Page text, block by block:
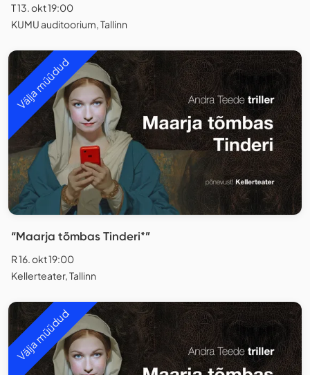
T 13. okt 19:00
KUMU auditoorium, Tallinn
Välja müüdud
“Maarja tõmbas Tinderi*”
R 16. okt 19:00
Kellerteater, Tallinn
Välja müüdud